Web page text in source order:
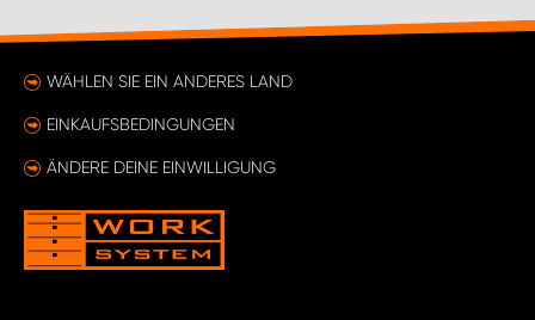
WÄHLEN SIE EIN ANDERES LAND
EINKAUFSBEDINGUNGEN
ÄNDERE DEINE EINWILLIGUNG